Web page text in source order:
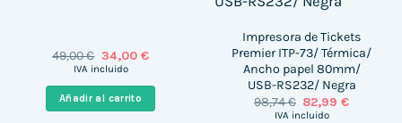
49,00€ El
precio
era:
49,00 €.
34,00 €El
es:
IVA incluido
Añadir al carrito
Impresora de Tickets
Premier ITP-73/ Térmica/
Ancho papel 80mm/
USB-RS232/ Negra
98,74€ El
precio
82,99€El
IVA incluido